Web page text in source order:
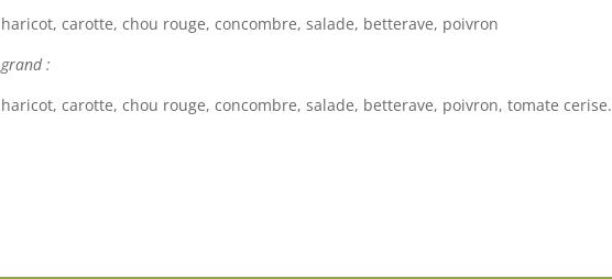
haricot, carotte, chou rouge, concombre, salade, betterave, poivron
grand :
haricot, carotte, chou rouge, concombre, salade, betterave, poivron, tomate cerise.